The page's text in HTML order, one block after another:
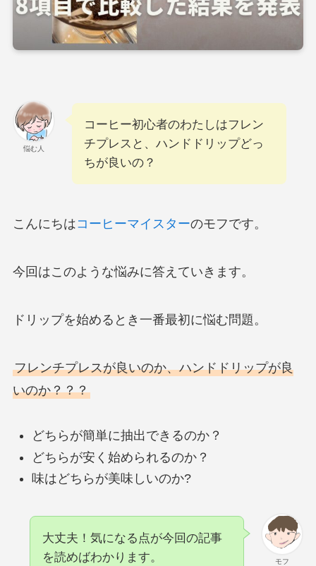
悩む人
コーヒー初心者のわたしはフレン
チプレスと、ハンドドリップどっ
ちが良いの？
こんにちはコーヒーマイスターのモフです。
今回はこのような悩みに答えていきます。
ドリップを始めるとき一番最初に悩む問題。
フレンチプレスが良いのか、ハンドドリップが良
いのか？？？
どちらが簡単に抽出できるのか？
どちらが安く始められるのか？
味はどちらが美味しいのか?
モフ
大丈夫！気になる点が今回の記事
を読めばわかります。